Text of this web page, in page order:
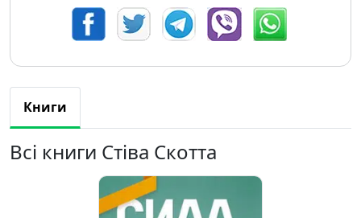
Книги
Всі книги Стіва Скотта